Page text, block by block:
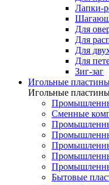
Лапки-
Для
Для
Для
Для
Зиг-заг
Игольные
Игольные
Сменные
Бытовые